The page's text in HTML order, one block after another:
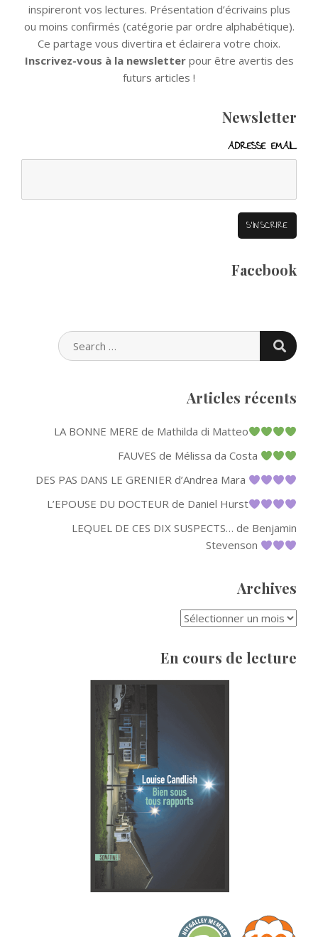
inspireront vos lectures. Présentation d’écrivains plus
ou moins confirmés (catégorie par ordre alphabétique).
Ce partage vous divertira et éclairera votre choix.
Inscrivez-vous à la newsletterpour être avertis des
futurs articles !
Newsletter
ADRESSE EMAIL
Facebook
SEARCH
FOR:
Articles récents
LA BONNE MERE de Mathilda di Matteo
FAUVES de Mélissa da Costa
DES PAS DANS LE GRENIER d’Andrea Mara
L’EPOUSE DU DOCTEUR de Daniel Hurst
LEQUEL DE CES DIX SUSPECTS… de Benjamin
Stevenson
Archives
En cours de lecture